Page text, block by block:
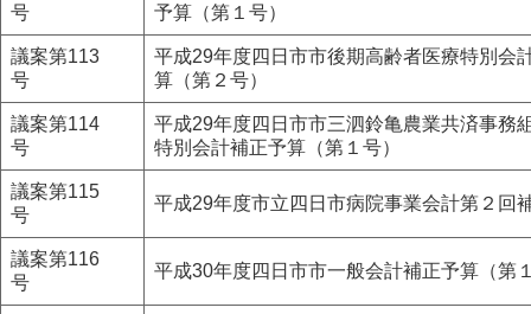
号
予算（第１号）
議案第113
号
平成29年度四日市市後期高齢者医療特別会
算（第２号）
議案第114
号
平成29年度四日市市三泗鈴亀農業共済事務
特別会計補正予算（第１号）
議案第115
号
平成29年度市立四日市病院事業会計第２回
議案第116
号
平成30年度四日市市一般会計補正予算（第